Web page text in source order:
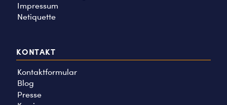
Impressum
Netiquette
KONTAKT
Kontaktformular
Blog
Presse